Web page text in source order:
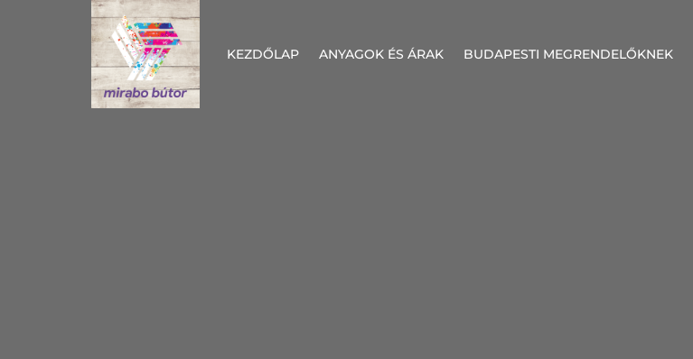
KEZDŐLAP ANYAGOK ÉS ÁRAK BUDAPESTI MEGRENDELŐKNEK